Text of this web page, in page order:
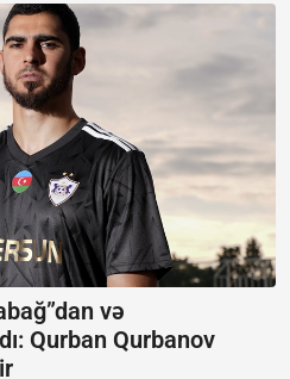
və
Qurban Qurbanov